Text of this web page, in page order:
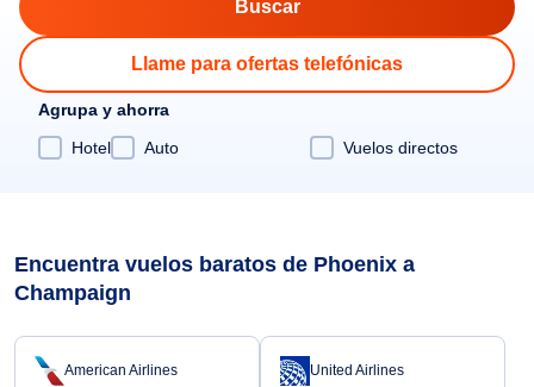
Llame para ofertas telefónicas
Agrupa y ahorra
Hotel
Auto Vuelos directos
Encuentra vuelos baratos de Phoenix a
Champaign
American Airlines United Airlines